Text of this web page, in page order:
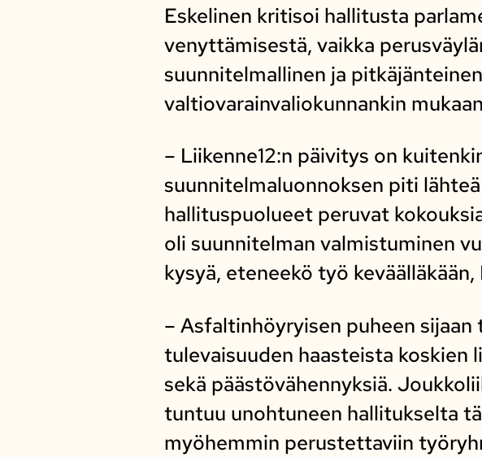
Eskelinen kritisoi hallitusta
venyttämisestä, vaikka
suunnitelmallinen ja
valtiovarainvaliokunnankin
– Liikenne12:n päivitys on
suunnitelmaluonnoksen piti
hallituspuolueet peruvat
oli suunnitelman valmistuminen
kysyä, eteneekö työ
– Asfaltinhöyryisen puheen
tulevaisuuden haasteista koskien
sekä päästövähennyksiä.
tuntuu unohtuneen hallitukselta
myöhemmin perustettaviin